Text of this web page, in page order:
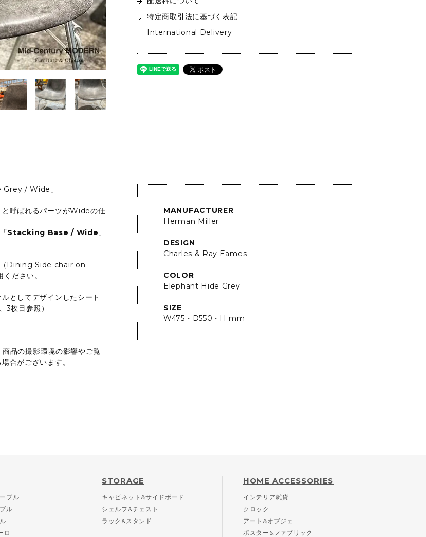
特定商取引法に基づく表記
International Delivery
MANUFACTURER
Herman Miller
DESIGN
Charles & Ray Eames
COLOR
Elephant Hide Grey
SIZE
W475・D550・H mm
/ Wide」
と呼ばれるパーツがWideの仕
Stacking Base / Wide 」
Dining Side chair on
ださい。
としてデザインしたシート
3枚目参照）
品の撮影環境の影響やご覧
合がございます。
ブル
ル
ロ
STORAGE
キャビネット&サイドボード
シェルフ&チェスト
ラック&スタンド
HOME ACCESSORIES
インテリア雑貨
クロック
アート&オブジェ
ポスター&ファブリック